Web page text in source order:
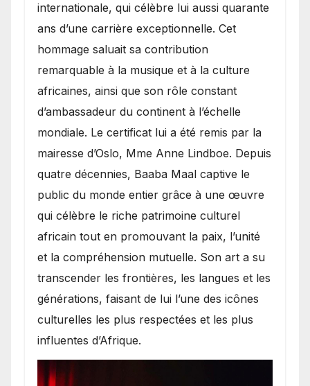
internationale, qui célèbre lui aussi quarante
ans d’une carrière exceptionnelle. Cet
hommage saluait sa contribution
remarquable à la musique et à la culture
africaines, ainsi que son rôle constant
d’ambassadeur du continent à l’échelle
mondiale. Le certificat lui a été remis par la
mairesse d’Oslo, Mme Anne Lindboe. Depuis
quatre décennies, Baaba Maal captive le
public du monde entier grâce à une œuvre
qui célèbre le riche patrimoine culturel
africain tout en promouvant la paix, l’unité
et la compréhension mutuelle. Son art a su
transcender les frontières, les langues et les
générations, faisant de lui l’une des icônes
culturelles les plus respectées et les plus
influentes d’Afrique.